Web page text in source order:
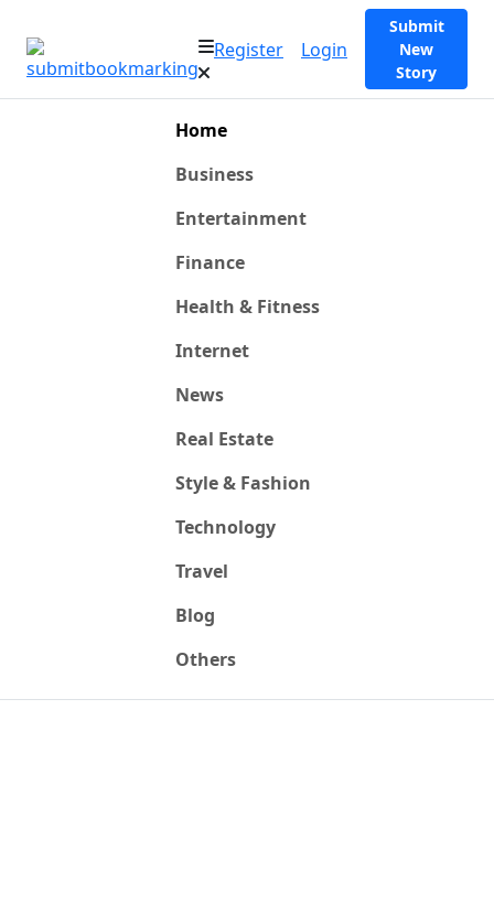
Register Login
Submit
New
Story
Home
Business
Entertainment
Finance
Health & Fitness
Internet
News
Real Estate
Style & Fashion
Technology
Travel
Blog
Others